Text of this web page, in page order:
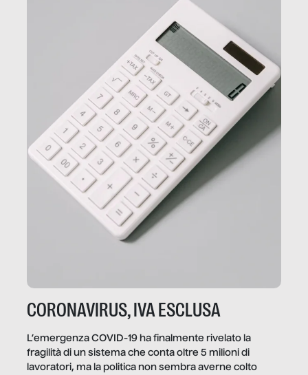
CORONAVIRUS, IVA ESCLUSA
L’emergenza COVID-19 ha finalmente rivelato la
fragilità di un sistema che conta oltre 5 milioni di
lavoratori, ma la politica non sembra averne colto